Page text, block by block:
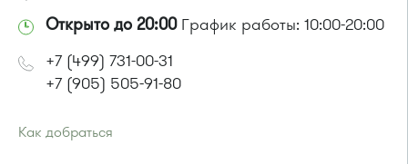
Открыто до 20:00График работы: 10:00-20:00
+7 (499) 731-00-31
+7 (905) 505-91-80
Как добраться